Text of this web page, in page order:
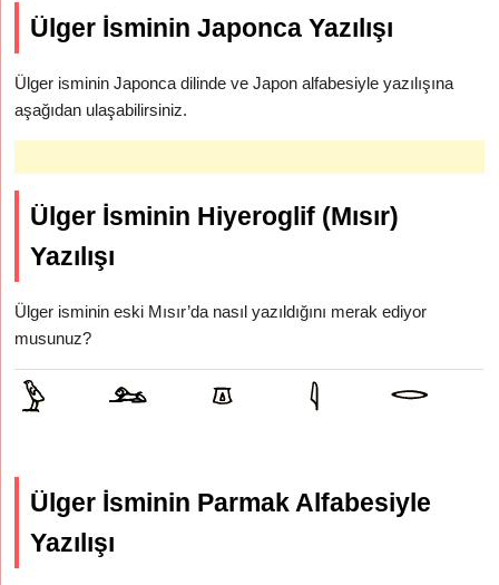
Ülger İsminin Japonca Yazılışı
Ülger isminin Japonca dilinde ve Japon alfabesiyle yazılışına
aşağıdan ulaşabilirsiniz.
Ülger İsminin Hiyeroglif (Mısır)
Yazılışı
Ülger isminin eski Mısır’da nasıl yazıldığını merak ediyor
musunuz?
Ülger İsminin Parmak Alfabesiyle
Yazılışı